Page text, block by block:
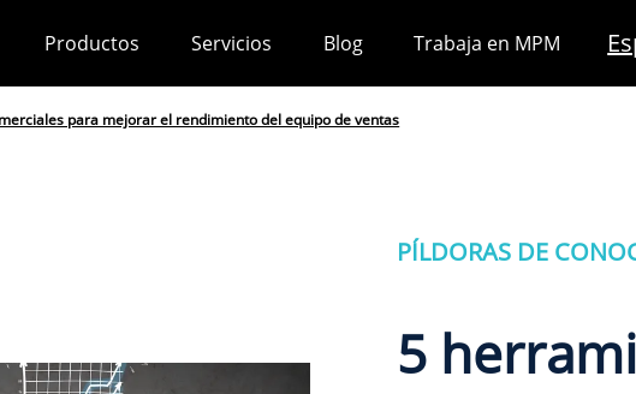
Productos Servicios Blog Trabaja en MPM
para mejorar el rendimiento del equipo de ventas
PÍLDORAS DE
5